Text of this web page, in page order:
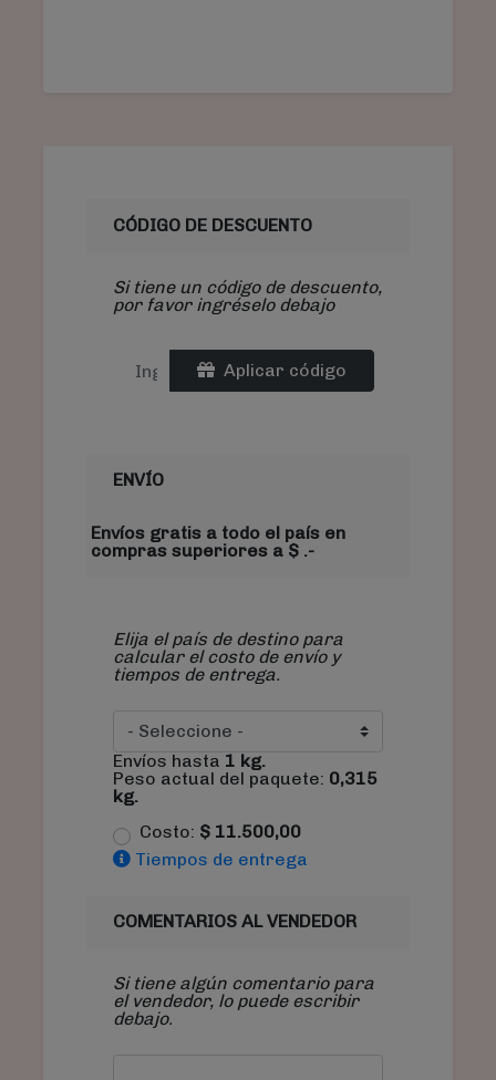
CÓDIGO DE DESCUENTO
Si tiene un código de descuento,
por favor ingréselo debajo
Aplicar código
ENVÍO
Envíos gratis a todo el país en
compras superiores a $ .-
Elija el país de destino para
calcular el costo de envío y
tiempos de entrega.
Envíos hasta 1 kg.
Peso actual del paquete: 0,315
kg.
Costo: $ 11.500,00
Tiempos de entrega
COMENTARIOS AL VENDEDOR
Si tiene algún comentario para
el vendedor, lo puede escribir
debajo.